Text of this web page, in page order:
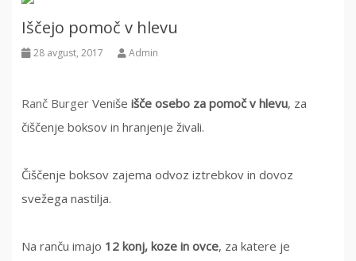
Iščejo pomoč v hlevu
28 avgust, 2017 Admin
Ranč Burger Veniše išče osebo za pomoč v hlevu, za
čiščenje boksov in hranjenje živali.
Čiščenje boksov zajema odvoz iztrebkov in dovoz
svežega nastilja.
Na ranču imajo 12 konj, koze in ovce, za katere je